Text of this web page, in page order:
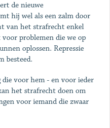
de nieuwe
hij wel als een zalm door
van het strafrecht enkel
problemen die we op
oplossen. Repressie
besteed.
die voor hem - en voor ieder
het strafrecht doen om
voor iemand die zwaar